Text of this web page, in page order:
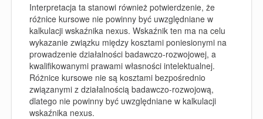
Interpretacja ta stanowi również potwierdzenie, że
różnice kursowe nie powinny być uwzględniane w
kalkulacji wskaźnika nexus. Wskaźnik ten ma na celu
wykazanie związku między kosztami poniesionymi na
prowadzenie działalności badawczo-rozwojowej, a
kwalifikowanymi prawami własności intelektualnej.
Różnice kursowe nie są kosztami bezpośrednio
związanymi z działalnością badawczo-rozwojową,
dlatego nie powinny być uwzględniane w kalkulacji
wskaźnika nexus.